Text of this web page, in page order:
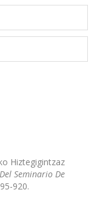
Hiztegigintzaz
Seminario De
920.